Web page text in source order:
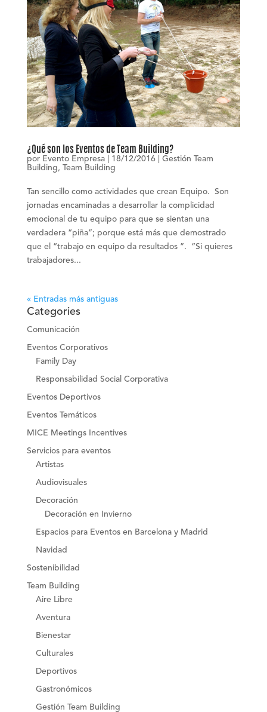
¿Qué son los Eventos de Team Building?
por Evento Empresa| 18/12/2016| Gestión Team
Building, Team Building
Tan sencillo como actividades que crean Equipo. Son
jornadas encaminadas a desarrollar la complicidad
emocional de tu equipo para que se sientan una
verdadera “piña”; porque está más que demostrado
que el “trabajo en equipo da resultados ”. “Si quieres
trabajadores...
« Entradas más antiguas
Categories
Comunicación
Eventos Corporativos
Family Day
Responsabilidad Social Corporativa
Eventos Deportivos
Eventos Temáticos
MICE Meetings Incentives
Servicios para eventos
Artistas
Audiovisuales
Decoración
Decoración en Invierno
Espacios para Eventos en Barcelona y Madrid
Navidad
Sostenibilidad
Team Building
Aire Libre
Aventura
Bienestar
Culturales
Deportivos
Gastronómicos
Gestión Team Building